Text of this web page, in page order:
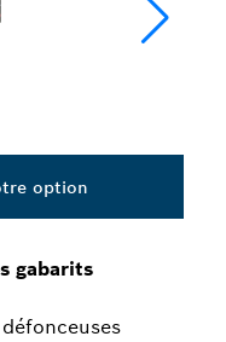
gabarits
option